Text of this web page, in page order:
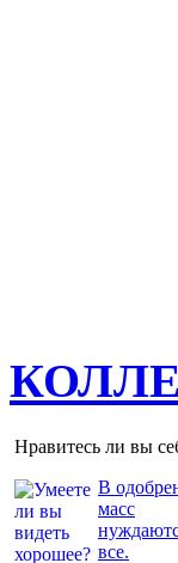
Нравитесь ли вы
В
масс
все.